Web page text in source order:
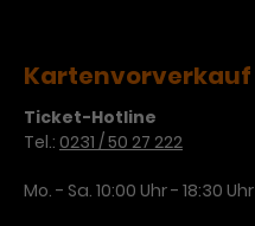
Kartenvorverkauf
Ticket-Hotline
Tel.: 0231 / 50 27 222
Mo. - Sa. 10:00 Uhr - 18:30 Uhr